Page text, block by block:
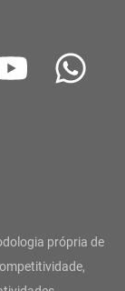
Y
b
e
W
a
p
própria de